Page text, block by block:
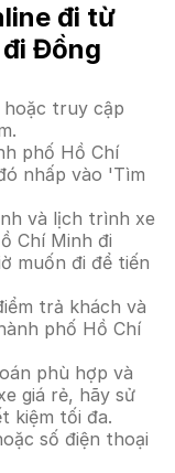
đi từ
Đồng
hoặc truy cập
phố Hồ Chí
nhấp vào 'Tìm
và lịch trình xe
Chí Minh đi
muốn đi để tiến
trả khách và
phố Hồ Chí
phù hợp và
giá rẻ, hãy sử
kiệm tối đa.
số điện thoại